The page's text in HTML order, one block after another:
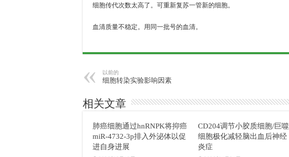
细胞传代次数太高了。可重新复苏一管新的细胞。
血清质量不稳定。用同一批号的血清。
以前的
细胞转染实验影响因素
相关文章
肺癌细胞通过hnRNPK将抑癌
miR-4732-3p排入外泌体以促
进自身进展
CD204调节小胶质细胞/巨噬
细胞极化减轻脑出血后神经
炎症